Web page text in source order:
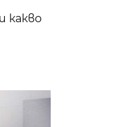
какво